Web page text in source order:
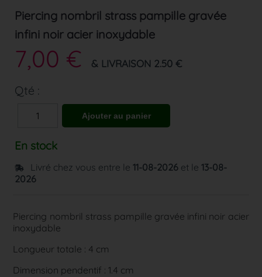
Piercing nombril strass pampille gravée
infini noir acier inoxydable
7,00 € & LIVRAISON 2.50 €
Qté :
En stock
Livré chez vous entre le11-08-2026 et le13-08-
2026
Piercing nombril strass pampille gravée infini noir acier
inoxydable
Longueur totale : 4 cm
Dimension pendentif : 1.4 cm